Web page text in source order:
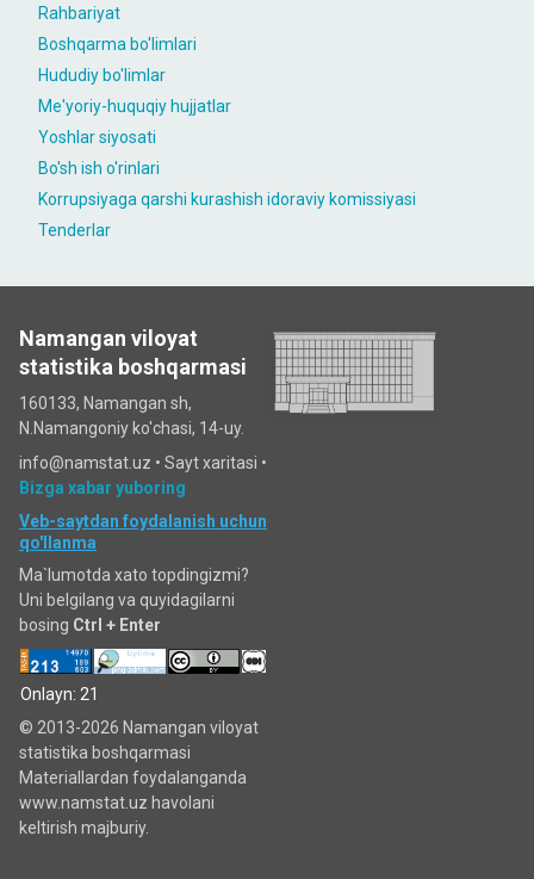
Rahbariyat
Boshqarma bo'limlari
Hududiy bo'limlar
Me'yoriy-huquqiy hujjatlar
Yoshlar siyosati
Bo'sh ish o'rinlari
Korrupsiyaga qarshi kurashish idoraviy komissiyasi
Tenderlar
Namangan viloyat
statistika boshqarmasi
160133, Namangan sh,
N.Namangoniy ko'chasi, 14-uy.
info@namstat.uz • Sayt xaritasi •
Bizga xabar yuboring
Veb-saytdan foydalanish uchun
qo'llanma
Ma`lumotda xato topdingizmi?
Uni belgilang va quyidagilarni
bosing Ctrl + Enter
Onlayn: 21
© 2013-2026 Namangan viloyat
statistika boshqarmasi
Materiallardan foydalanganda
www.namstat.uz havolani
keltirish majburiy.